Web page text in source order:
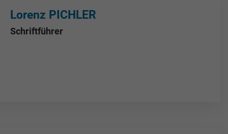
Lorenz PICHLER
Schriftführer